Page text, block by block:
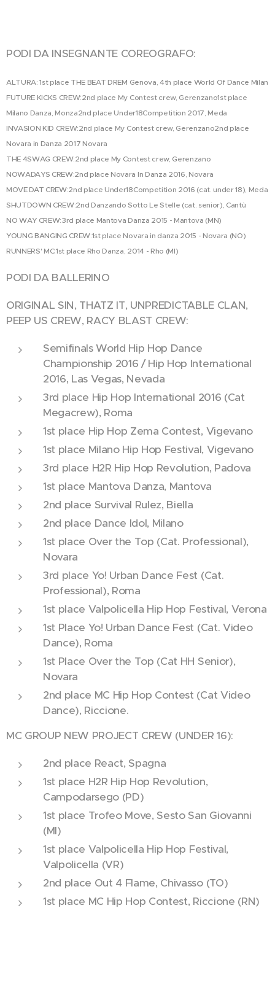
PODI DA INSEGNANTE COREOGRAFO:
ALTURA: 1st place THE BEAT DREM Genova, 4th place World Of Dance Milan
FUTURE KICKS CREW:2nd place My Contest crew, Gerenzano1st place
Milano Danza, Monza2nd place Under18Competition 2017, Meda
INVASION KID CREW:2nd place My Contest crew, Gerenzano2nd place
Novara in Danza 2017 Novara
THE 4SWAG CREW:2nd place My Contest crew, Gerenzano
NOWADAYS CREW:2nd place Novara In Danza 2016, Novara
MOVE DAT CREW:2nd place Under18Competition 2016 (cat. under 18), Meda
SHUTDOWN CREW:2nd Danzando Sotto Le Stelle (cat. senior), Cantù
NO WAY CREW:3rd place Mantova Danza 2015 - Mantova (MN)
YOUNG BANGING CREW:1st place Novara in danza 2015 - Novara (NO)
RUNNERS' MC:1st place Rho Danza, 2014 - Rho (MI)
PODI DA BALLERINO
ORIGINAL SIN, THATZ IT, UNPREDICTABLE CLAN,
PEEP US CREW, RACY BLAST CREW:
Semifinals World Hip Hop Dance
Championship 2016 / Hip Hop International
2016, Las Vegas, Nevada
3rd place Hip Hop International 2016 (Cat
Megacrew), Roma
1st place Hip Hop Zema Contest, Vigevano
1st place Milano Hip Hop Festival, Vigevano
3rd place H2R Hip Hop Revolution, Padova
1st place Mantova Danza, Mantova
2nd place Survival Rulez, Biella
2nd place Dance Idol, Milano
1st place Over the Top (Cat. Professional),
Novara
3rd place Yo! Urban Dance Fest (Cat.
Professional), Roma
1st place Valpolicella Hip Hop Festival, Verona
1st Place Yo! Urban Dance Fest (Cat. Video
Dance), Roma
1st Place Over the Top (Cat HH Senior),
Novara
2nd place MC Hip Hop Contest (Cat Video
Dance), Riccione.
MC GROUP NEW PROJECT CREW (UNDER 16):
2nd place React, Spagna
1st place H2R Hip Hop Revolution,
Campodarsego (PD)
1st place Trofeo Move, Sesto San Giovanni
(MI)
1st place Valpolicella Hip Hop Festival,
Valpolicella (VR)
2nd place Out 4 Flame, Chivasso (TO)
1st place MC Hip Hop Contest, Riccione (RN)